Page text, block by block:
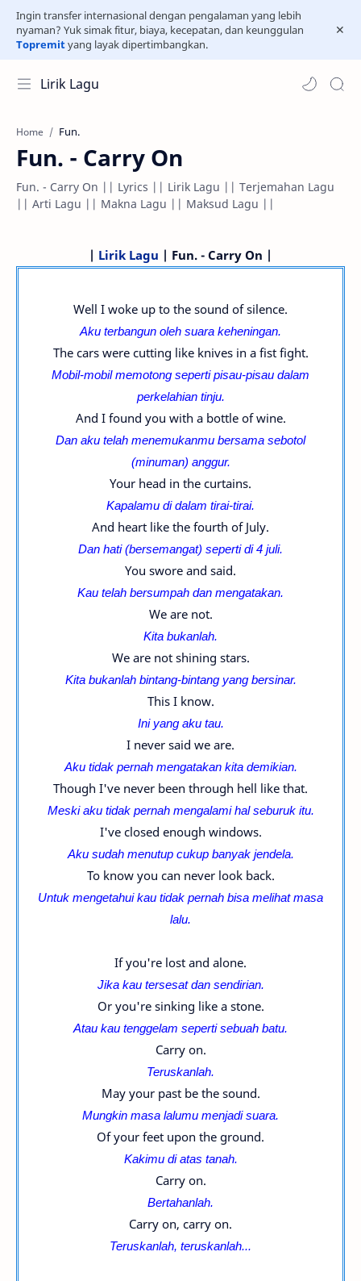
Ingin transfer internasional dengan pengalaman yang lebih
nyaman? Yuk simak fitur, biaya, kecepatan, dan keunggulan
Topremityang layak dipertimbangkan.
Lirik Lagu
Home Fun.
Fun. - Carry On
Fun. - Carry On || Lyrics || Lirik Lagu || Terjemahan Lagu
|| Arti Lagu || Makna Lagu || Maksud Lagu ||
| Lirik Lagu | Fun. - Carry On |
Well I woke up to the sound of silence.
Aku terbangun oleh suara keheningan.
The cars were cutting like knives in a fist fight.
Mobil-mobil memotong seperti pisau-pisau dalam
perkelahian tinju.
And I found you with a bottle of wine.
Dan aku telah menemukanmu bersama sebotol
(minuman) anggur.
Your head in the curtains.
Kapalamu di dalam tirai-tirai.
And heart like the fourth of July.
Dan hati (bersemangat) seperti di 4 juli.
You swore and said.
Kau telah bersumpah dan mengatakan.
We are not.
Kita bukanlah.
We are not shining stars.
Kita bukanlah bintang-bintang yang bersinar.
This I know.
Ini yang aku tau.
I never said we are.
Aku tidak pernah mengatakan kita demikian.
Though I've never been through hell like that.
Meski aku tidak pernah mengalami hal seburuk itu.
I've closed enough windows.
Aku sudah menutup cukup banyak jendela.
To know you can never look back.
Untuk mengetahui kau tidak pernah bisa melihat masa
lalu.
If you're lost and alone.
Jika kau tersesat dan sendirian.
Or you're sinking like a stone.
Atau kau tenggelam seperti sebuah batu.
Carry on.
Teruskanlah.
May your past be the sound.
Mungkin masa lalumu menjadi suara.
Of your feet upon the ground.
Kakimu di atas tanah.
Carry on.
Bertahanlah.
Carry on, carry on.
Teruskanlah, teruskanlah...